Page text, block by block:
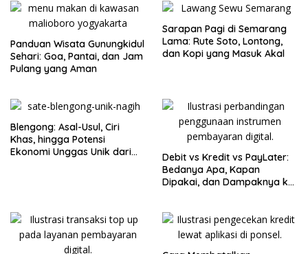
Panduan Wisata Gunungkidul
Sehari: Goa, Pantai, dan Jam
Pulang yang Aman
Sarapan Pagi di Semarang
Lama: Rute Soto, Lontong,
dan Kopi yang Masuk Akal
Blengong: Asal-Usul, Ciri
Khas, hingga Potensi
Ekonomi Unggas Unik dari
Debit vs Kredit vs PayLater:
Bedanya Apa, Kapan
Dipakai, dan Dampaknya ke